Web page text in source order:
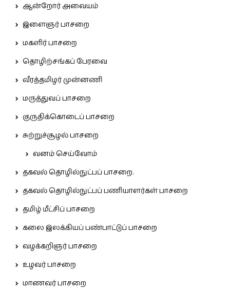
ஆன்றோர் அவையம்
இளைஞர் பாசறை
மகளிர் பாசறை
தொழிற்சங்கப் பேரவை
வீரத்தமிழர் முன்னணி
மருத்துவப் பாசறை
குருதிக்கொடைப் பாசறை
சுற்றுச்சூழல் பாசறை
வனம் செய்வோம்
தகவல் தொழில்நுட்பப் பாசறை.
தகவல் தொழில்நுட்பப் பணியாளர்கள் பாசறை
தமிழ் மீட்சிப் பாசறை
கலை இலக்கியப் பண்பாட்டுப் பாசறை
வழக்கறிஞர் பாசறை
உழவர் பாசறை
மாணவர் பாசறை